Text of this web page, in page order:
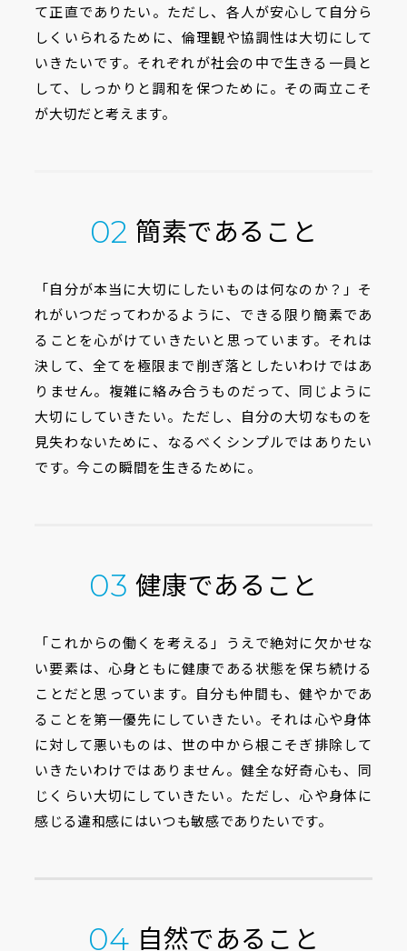
て正直でありたい。ただし、各人が安心して自分ら
しくいられるために、倫理観や協調性は大切にして
いきたいです。それぞれが社会の中で生きる一員と
して、しっかりと調和を保つために。その両立こそ
が大切だと考えます。
02 簡素であること
「自分が本当に大切にしたいものは何なのか？」そ
れがいつだってわかるように、できる限り簡素であ
ることを心がけていきたいと思っています。それは
決して、全てを極限まで削ぎ落としたいわけではあ
りません。複雑に絡み合うものだって、同じように
大切にしていきたい。ただし、自分の大切なものを
見失わないために、なるべくシンプルではありたい
です。今この瞬間を生きるために。
03 健康であること
「これからの働くを考える」うえで絶対に欠かせな
い要素は、心身ともに健康である状態を保ち続ける
ことだと思っています。自分も仲間も、健やかであ
ることを第一優先にしていきたい。それは心や身体
に対して悪いものは、世の中から根こそぎ排除して
いきたいわけではありません。健全な好奇心も、同
じくらい大切にしていきたい。ただし、心や身体に
感じる違和感にはいつも敏感でありたいです。
04 自然であること